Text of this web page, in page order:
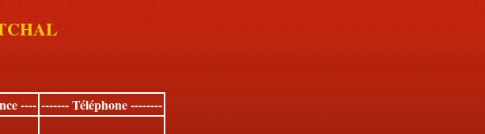
---- ------- Téléphone --------